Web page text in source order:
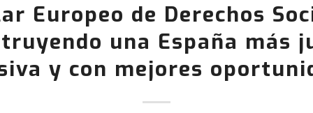
Europeo de Derechos
una España más
y con mejores